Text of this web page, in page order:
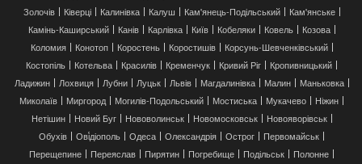
Золочів
Ківерці Калинівка Калуш Кам'янець-Подільський
Кам'янське
Камінь-Каширський
Канів Карлівка Київ Кобеляки Ковель
Козова
Коломия
Конотоп Коростень Коростишів
Корсунь-Шевченківський
Костопіль
Котельва Красилів Кременчук Кривий Ріг
Кропивницький
Ладижин
Лохвиця Лубни Луцьк Львів Магдалинівка Малин
Маньковка
Миколаїв
Миргород Могилів-Подольський Мостиська Мукачево
Ніжин
Нетішин
Новий Буг Нововолинськ Новомосковськ
Новояворівськ
Обухів
Ові́діополь Одеса Олександрія Острог
Первомайськ
Перещепине
Переяслав Пирятин Погребище Подільськ Полонне